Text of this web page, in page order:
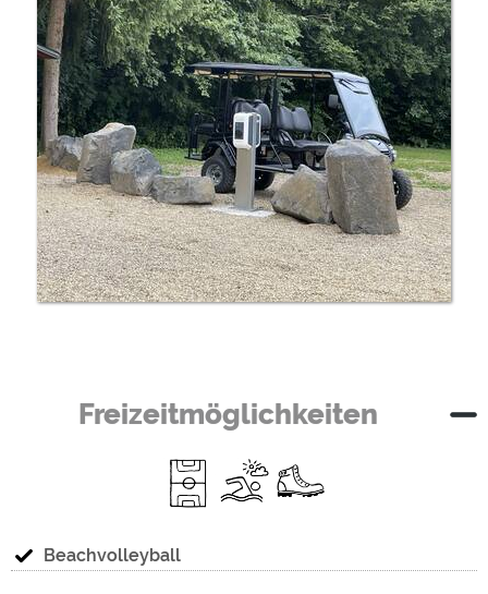
Freizeitmöglichkeiten
Beachvolleyball